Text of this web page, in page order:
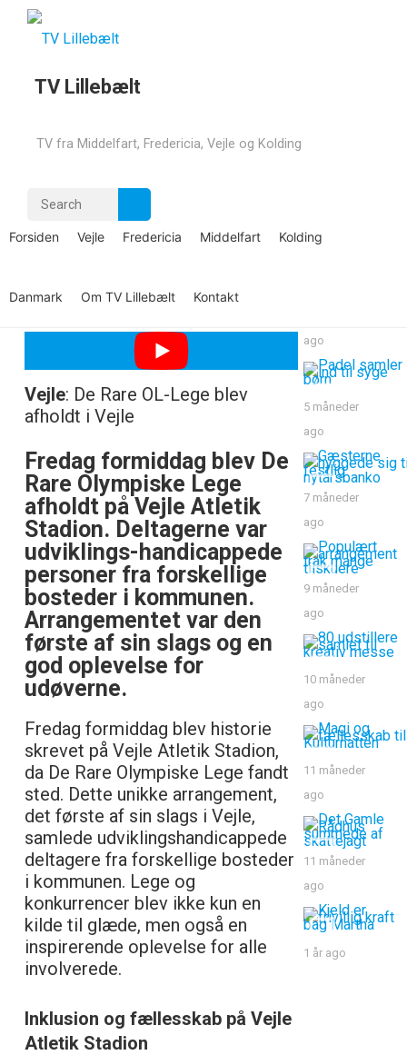
TV Lillebælt
TV fra Middelfart, Fredericia, Vejle og Kolding
Forsiden Vejle Fredericia Middelfart Kolding
Danmark Om TV Lillebælt Kontakt
afholdt i Vejle
Vejle: De Rare OL-Lege blev
afholdt i Vejle
Fredag formiddag blev De
Rare Olympiske Lege
afholdt på Vejle Atletik
Stadion. Deltagerne var
udviklings-handicappede
personer fra forskellige
bosteder i kommunen.
Arrangementet var den
første af sin slags og en
god oplevelse for
udøverne.
Fredag formiddag blev historie
skrevet på Vejle Atletik Stadion,
da De Rare Olympiske Lege fandt
sted. Dette unikke arrangement,
det første af sin slags i Vejle,
samlede udviklingshandicappede
deltagere fra forskellige bosteder
i kommunen. Lege og
konkurrencer blev ikke kun en
kilde til glæde, men også en
inspirerende oplevelse for alle
involverede.
Inklusion og fællesskab på Vejle
Atletik Stadion
ago
5 måneder
ago
7 måneder
ago
9 måneder
ago
10 måneder
ago
11 måneder
ago
11 måneder
ago
1 år ago